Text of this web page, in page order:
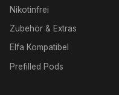
Nikotinfrei
Zubehör & Extras
Elfa Kompatibel
Prefilled Pods